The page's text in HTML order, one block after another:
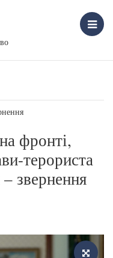
фронті,
терориста
звернення